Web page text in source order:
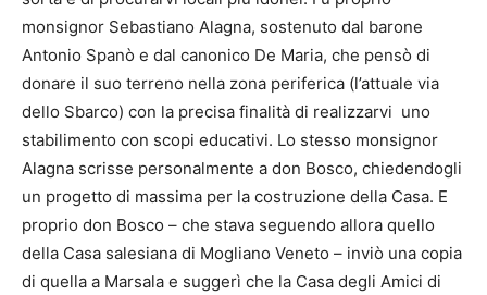
monsignor Sebastiano Alagna, sostenuto dal barone
Antonio Spanò e dal canonico De Maria, che pensò di
donare il suo terreno nella zona periferica (l’attuale via
dello Sbarco) con la precisa finalità di realizzarvi uno
stabilimento con scopi educativi. Lo stesso monsignor
Alagna scrisse personalmente a don Bosco, chiedendogli
un progetto di massima per la costruzione della Casa. E
proprio don Bosco – che stava seguendo allora quello
della Casa salesiana di Mogliano Veneto – inviò una copia
di quella a Marsala e suggerì che la Casa degli Amici di